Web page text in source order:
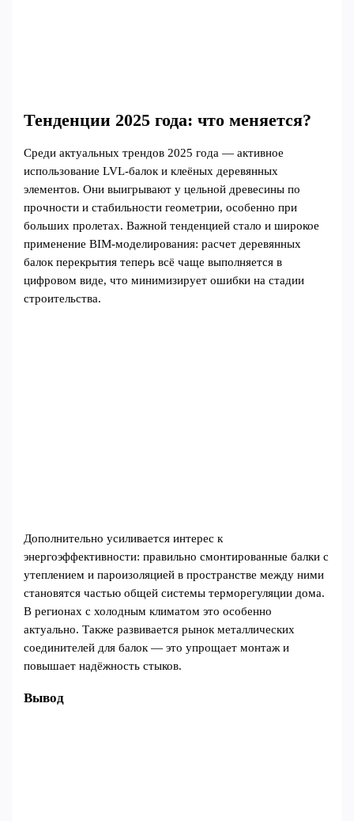
Тенденции 2025 года: что меняется?
Среди актуальных трендов 2025 года — активное
использование LVL-балок и клеёных деревянных
элементов. Они выигрывают у цельной древесины по
прочности и стабильности геометрии, особенно при
больших пролетах. Важной тенденцией стало и широкое
применение BIM-моделирования: расчет деревянных
балок перекрытия теперь всё чаще выполняется в
цифровом виде, что минимизирует ошибки на стадии
строительства.
Дополнительно усиливается интерес к
энергоэффективности: правильно смонтированные балки с
утеплением и пароизоляцией в пространстве между ними
становятся частью общей системы терморегуляции дома.
В регионах с холодным климатом это особенно
актуально. Также развивается рынок металлических
соединителей для балок — это упрощает монтаж и
повышает надёжность стыков.
Вывод